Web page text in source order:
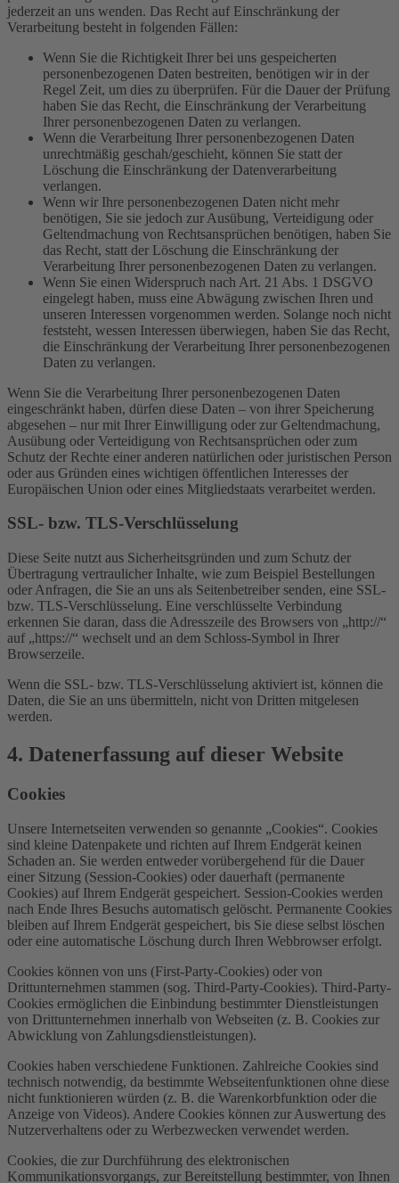
jederzeit an uns wenden. Das Recht auf Einschränkung der
Verarbeitung besteht in folgenden Fällen:
Wenn Sie die Richtigkeit Ihrer bei uns gespeicherten
personenbezogenen Daten bestreiten, benötigen wir in der
Regel Zeit, um dies zu überprüfen. Für die Dauer der Prüfung
haben Sie das Recht, die Einschränkung der Verarbeitung
Ihrer personenbezogenen Daten zu verlangen.
Wenn die Verarbeitung Ihrer personenbezogenen Daten
unrechtmäßig geschah/geschieht, können Sie statt der
Löschung die Einschränkung der Datenverarbeitung
verlangen.
Wenn wir Ihre personenbezogenen Daten nicht mehr
benötigen, Sie sie jedoch zur Ausübung, Verteidigung oder
Geltendmachung von Rechtsansprüchen benötigen, haben Sie
das Recht, statt der Löschung die Einschränkung der
Verarbeitung Ihrer personenbezogenen Daten zu verlangen.
Wenn Sie einen Widerspruch nach Art. 21 Abs. 1 DSGVO
eingelegt haben, muss eine Abwägung zwischen Ihren und
unseren Interessen vorgenommen werden. Solange noch nicht
feststeht, wessen Interessen überwiegen, haben Sie das Recht,
die Einschränkung der Verarbeitung Ihrer personenbezogenen
Daten zu verlangen.
Wenn Sie die Verarbeitung Ihrer personenbezogenen Daten
eingeschränkt haben, dürfen diese Daten – von ihrer Speicherung
abgesehen – nur mit Ihrer Einwilligung oder zur Geltendmachung,
Ausübung oder Verteidigung von Rechtsansprüchen oder zum
Schutz der Rechte einer anderen natürlichen oder juristischen Person
oder aus Gründen eines wichtigen öffentlichen Interesses der
Europäischen Union oder eines Mitgliedstaats verarbeitet werden.
SSL- bzw. TLS-Verschlüsselung
Diese Seite nutzt aus Sicherheitsgründen und zum Schutz der
Übertragung vertraulicher Inhalte, wie zum Beispiel Bestellungen
oder Anfragen, die Sie an uns als Seitenbetreiber senden, eine SSL-
bzw. TLS-Verschlüsselung. Eine verschlüsselte Verbindung
erkennen Sie daran, dass die Adresszeile des Browsers von „http://“
auf „https://“ wechselt und an dem Schloss-Symbol in Ihrer
Browserzeile.
Wenn die SSL- bzw. TLS-Verschlüsselung aktiviert ist, können die
Daten, die Sie an uns übermitteln, nicht von Dritten mitgelesen
werden.
4. Datenerfassung auf dieser Website
Cookies
Unsere Internetseiten verwenden so genannte „Cookies“. Cookies
sind kleine Datenpakete und richten auf Ihrem Endgerät keinen
Schaden an. Sie werden entweder vorübergehend für die Dauer
einer Sitzung (Session-Cookies) oder dauerhaft (permanente
Cookies) auf Ihrem Endgerät gespeichert. Session-Cookies werden
nach Ende Ihres Besuchs automatisch gelöscht. Permanente Cookies
bleiben auf Ihrem Endgerät gespeichert, bis Sie diese selbst löschen
oder eine automatische Löschung durch Ihren Webbrowser erfolgt.
Cookies können von uns (First-Party-Cookies) oder von
Drittunternehmen stammen (sog. Third-Party-Cookies). Third-Party-
Cookies ermöglichen die Einbindung bestimmter Dienstleistungen
von Drittunternehmen innerhalb von Webseiten (z. B. Cookies zur
Abwicklung von Zahlungsdienstleistungen).
Cookies haben verschiedene Funktionen. Zahlreiche Cookies sind
technisch notwendig, da bestimmte Webseitenfunktionen ohne diese
nicht funktionieren würden (z. B. die Warenkorbfunktion oder die
Anzeige von Videos). Andere Cookies können zur Auswertung des
Nutzerverhaltens oder zu Werbezwecken verwendet werden.
Cookies, die zur Durchführung des elektronischen
Kommunikationsvorgangs, zur Bereitstellung bestimmter, von Ihnen